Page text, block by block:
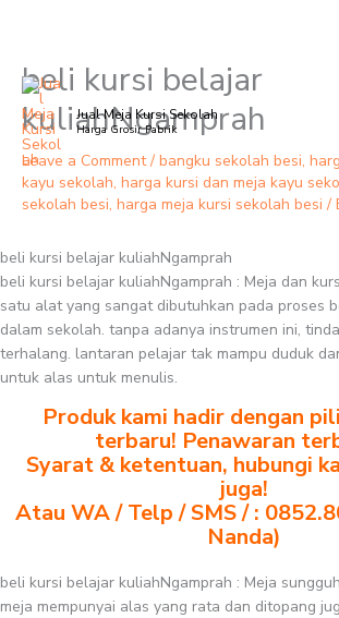
Skip
content
Jual Meja Kursi Sekolah
Harga Grosir Pabrik
beli kursi belajar
kuliahNgamprah
Leave a Comment / bangku sekolah besi,
kayu sekolah, harga kursi dan meja kayu
sekolah besi, harga meja kursi sekolah besi /
beli kursi belajar kuliahNgamprah
beli kursi belajar kuliahNgamprah : Meja dan
satu alat yang sangat dibutuhkan pada proses
dalam sekolah. tanpa adanya instrumen ini,
terhalang. lantaran pelajar tak mampu duduk
untuk alas untuk menulis.
Produk kami hadir dengan
terbaru! Penawaran
Syarat & ketentuan, hubungi
juga!
Atau WA / Telp / SMS / :
Nanda)
beli kursi belajar kuliahNgamprah : Meja
meja mempunyai alas yang rata dan ditopang